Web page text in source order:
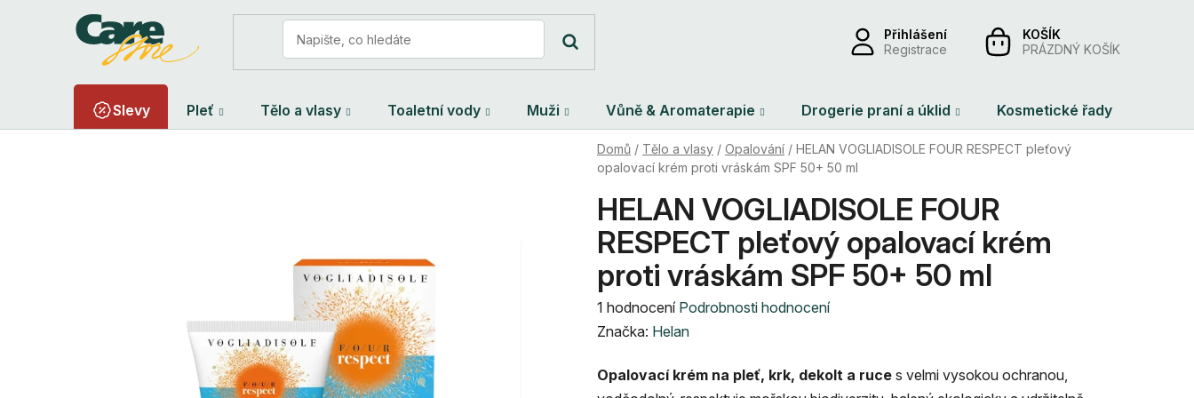
Přihlášení
Registrace
NÁKUPNÍPRÁZDNÝ KOŠÍK
Slevy Pleť Tělo a vlasy Toaletní vody Muži Vůně & Aromaterapie Drogerie praní a úklid Kosmetické řady
Domů / Tělo a vlasy / Opalování / HELAN VOGLIADISOLE FOUR RESPECT pleťový
opalovací krém proti vráskám SPF 50+ 50 ml
HELAN VOGLIADISOLE FOUR
RESPECT pleťový opalovací krém
proti vráskám SPF 50+ 50 ml
Průměrné
hodnocení
je
1 hodnocení Podrobnosti hodnocení
Značka: Helan
Opalovací krém na pleť, krk, dekolt a ruce s velmi vysokou ochranou,